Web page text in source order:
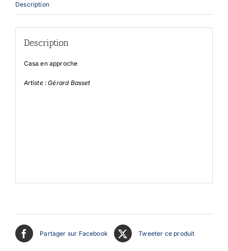
Description
Description
Casa en approche
Artiste : Gérard Basset
Partager sur Facebook Tweeter ce produit